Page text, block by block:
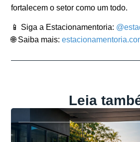
fortalecem o setor como um todo.
📱 Siga a Estacionamentoria:
🌐 Saiba mais:
Leia